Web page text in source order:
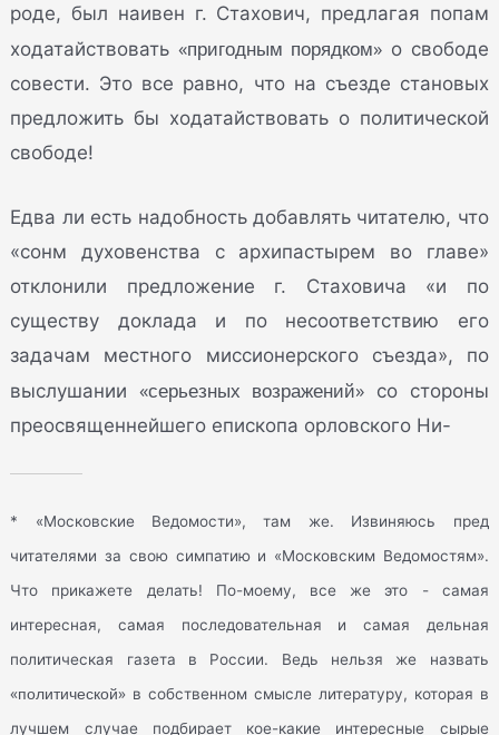
роде, был наивен г. Стахович, предлагая попам
ходатайствовать«пригодным порядком» о свободе
совести. Это все равно, что на съезде становых
предложить бы ходатайствовать о политической
свободе!
Едва ли есть надобность добавлять читателю, что
«сонм духовенства с архипастырем во главе»
отклонили предложение г. Стаховича «и по
существу доклада и по несоответствию его
задачам местного миссионерского съезда», по
выслушании«серьезных возражений» со стороны
преосвященнейшего епископа орловского Ни-
* «Московские Ведомости», там же. Извиняюсь пред
читателями за свою симпатию и «Московским Ведомостям».
Что прикажете делать! По-моему, все же это - самая
интересная, самая последовательная и самая дельная
политическая газета в России. Ведь нельзя же назвать
«политической» в собственном смысле литературу, которая в
лучшем случае подбирает кое-какие интересные сырые